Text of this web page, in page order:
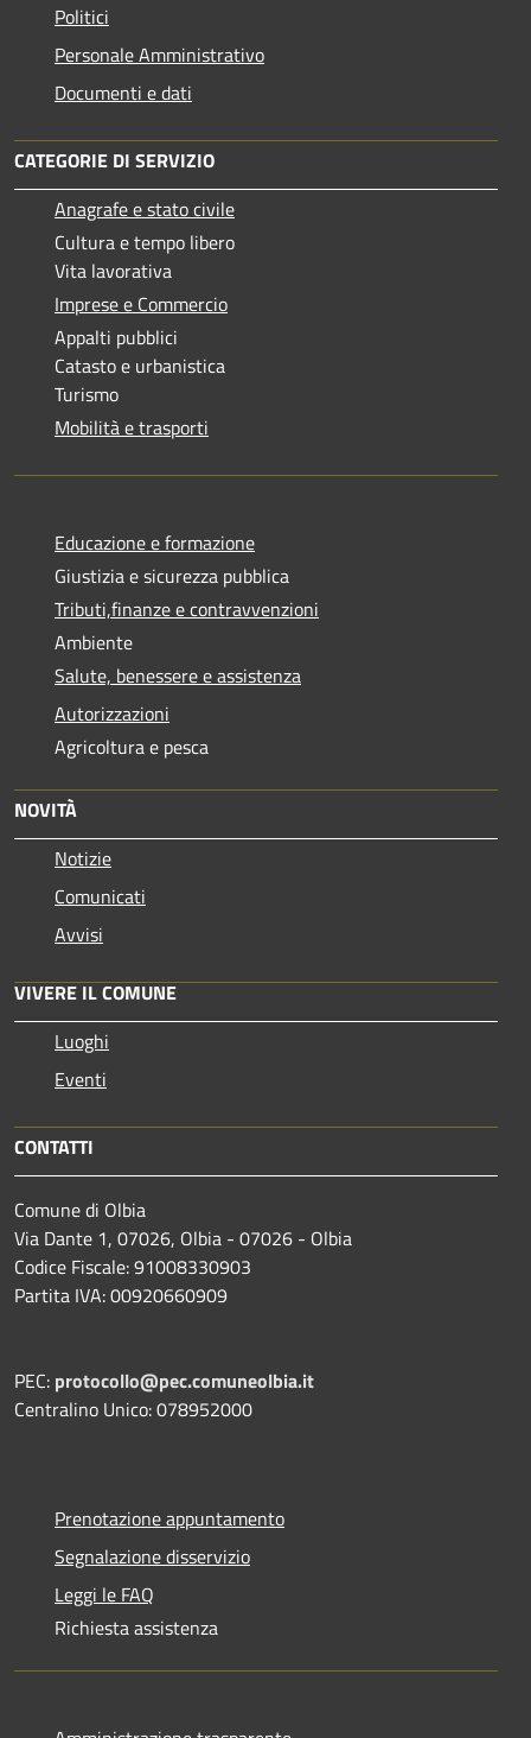
Politici
Personale Amministrativo
Documenti e dati
CATEGORIE DI SERVIZIO
Anagrafe e stato civile
Cultura e tempo libero
Vita lavorativa
Imprese e Commercio
Appalti pubblici
Catasto e urbanistica
Turismo
Mobilità e trasporti
Educazione e formazione
Giustizia e sicurezza pubblica
Tributi,finanze e contravvenzioni
Ambiente
Salute, benessere e assistenza
Autorizzazioni
Agricoltura e pesca
NOVITÀ
Notizie
Comunicati
Avvisi
VIVERE IL COMUNE
Luoghi
Eventi
CONTATTI
Comune di Olbia
Via Dante 1, 07026, Olbia - 07026 - Olbia
Codice Fiscale: 91008330903
Partita IVA: 00920660909
PEC: protocollo@pec.comuneolbia.it
Centralino Unico: 078952000
Prenotazione appuntamento
Segnalazione disservizio
Leggi le FAQ
Richiesta assistenza